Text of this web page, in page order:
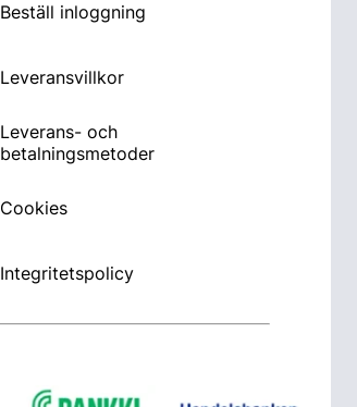
Beställ inloggning
Leveransvillkor
Leverans- och
betalningsmetoder
Cookies
Integritetspolicy